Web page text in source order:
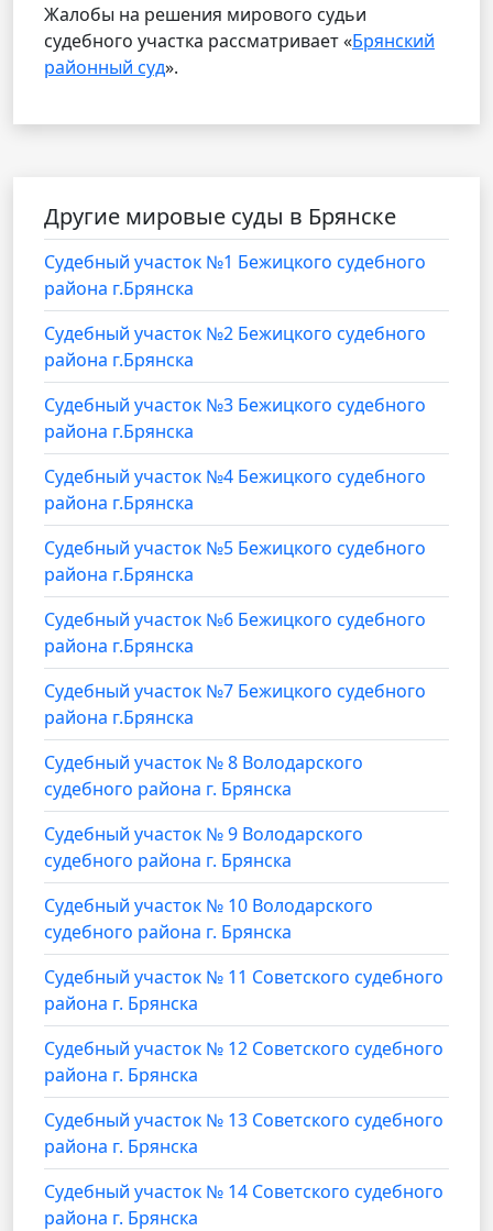
Жалобы на решения мирового судьи
судебного участка рассматривает «Брянский
районный суд».
Другие мировые суды в Брянске
Судебный участок №1 Бежицкого судебного
района г.Брянска
Судебный участок №2 Бежицкого судебного
района г.Брянска
Судебный участок №3 Бежицкого судебного
района г.Брянска
Судебный участок №4 Бежицкого судебного
района г.Брянска
Судебный участок №5 Бежицкого судебного
района г.Брянска
Судебный участок №6 Бежицкого судебного
района г.Брянска
Судебный участок №7 Бежицкого судебного
района г.Брянска
Судебный участок № 8 Володарского
судебного района г. Брянска
Судебный участок № 9 Володарского
судебного района г. Брянска
Судебный участок № 10 Володарского
судебного района г. Брянска
Судебный участок № 11 Советского судебного
района г. Брянска
Судебный участок № 12 Советского судебного
района г. Брянска
Судебный участок № 13 Советского судебного
района г. Брянска
Судебный участок № 14 Советского судебного
района г. Брянска